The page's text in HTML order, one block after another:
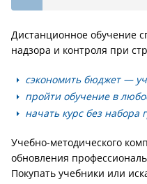
Дистанционное обучение
надзора и контроля при
сэкономить бюджет —
пройти обучение в
начать курс без набора
Учебно-методического
обновления
Покупать учебники или